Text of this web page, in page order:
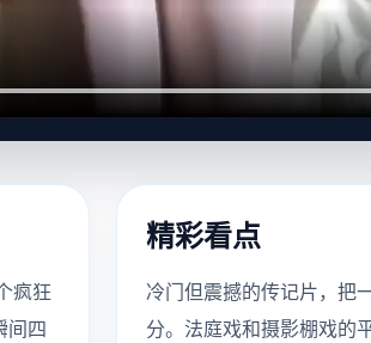
疯狂
间四
精彩看点
冷门但震撼的传记片，把
分。法庭戏和摄影棚戏的